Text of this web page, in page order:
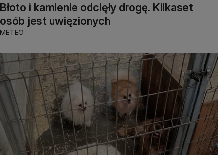
Błoto i kamienie odcięły drogę. Kilkaset
osób jest uwięzionych
METEO